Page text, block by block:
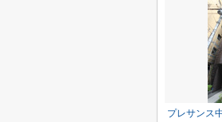
プレサンス